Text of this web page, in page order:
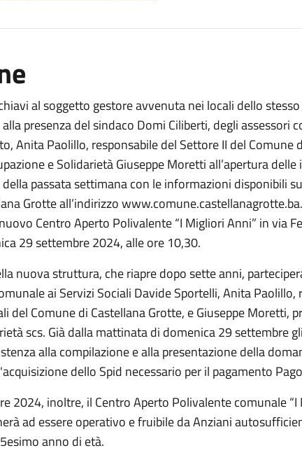
al soggetto gestore avvenuta nei locali dello
presenza del sindaco Domi Ciliberti, degli assessori
Anita Paolillo, responsabile del Settore II del Comune
e Solidarietà Giuseppe Moretti all’apertura delle
passata settimana con le informazioni disponibili
Grotte all’indirizzo
Centro Aperto Polivalente “I Migliori Anni” in via
29 settembre 2024, alle ore 10,30.
nuova struttura, che riapre dopo sette anni,
ai Servizi Sociali Davide Sportelli, Anita Paolillo,
del Comune di Castellana Grotte, e Giuseppe Moretti,
scs. Già dalla mattinata di domenica 29 settembre
alla compilazione e alla presentazione della
dello Spid necessario per il pagamento
2024, inoltre, il Centro Aperto Polivalente comunale “I
ad essere operativo e fruibile da Anziani
anno di età.